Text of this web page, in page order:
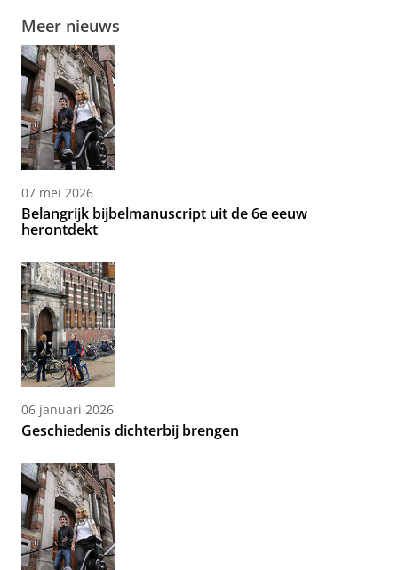
Meer nieuws
07 mei 2026
Belangrijk bijbelmanuscript uit de 6e eeuw
herontdekt
06 januari 2026
Geschiedenis dichterbij brengen